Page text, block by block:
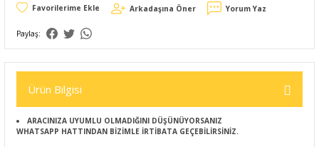
Arkadaşına Öner Yorum Yaz
Paylaş:
Ürün Bilgisi
ARACINIZA UYUMLU OLMADIĞINI DÜŞÜNÜYORSANIZ
WHATSAPP HATTINDAN BİZİMLE İRTİBATA GEÇEBİLİRSİNİZ.